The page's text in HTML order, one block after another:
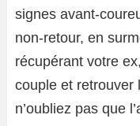
signes avant-
non-retour, en
récupérant votre
couple et retrouver
n’oubliez pas que